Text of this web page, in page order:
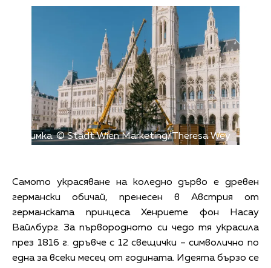
Снимка: © Stadt Wien Marketing/Theresa Wey
Самото украсяване на коледно дърво е древен
германски обичай, пренесен в Австрия от
германската принцеса Хенриете фон Насау
Вайлбург. За първородното си чедо тя украсила
през 1816 г. дръвче с 12 свещички – символично по
една за всеки месец от годината. Идеята бързо се